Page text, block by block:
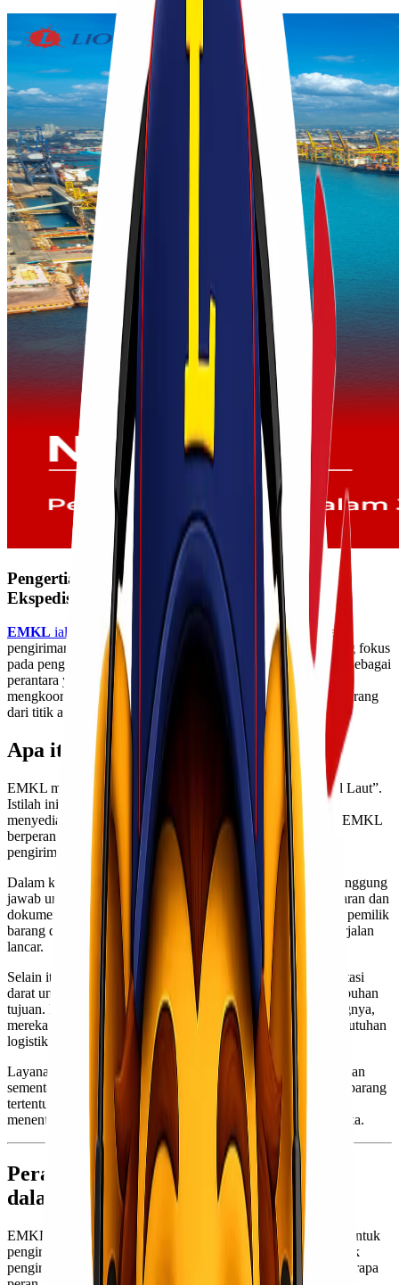
Pengertian EMKL Dalam Jasa Pengiriman
Ekspedisi
EMKL ialah Ekspedisi Muatan Kapal Laut
. Dalam jasa
pengiriman ekspedisi, EMKL adalah perusahaan logistik yang fokus
pada pengiriman barang melalui jalur laut. Mereka bertindak sebagai
perantara yang bertanggung jawab untuk mengatur,
mengkoordinasi, dan mengelola seluruh proses pengiriman barang
dari titik asal hingga tujuan akhir menggunakan kapal laut.
Apa itu EMKL?
EMKL merupakan singkatan dari “Ekspedisi Muatan Kapal Laut”.
Istilah ini merujuk pada perusahaan atau badan usaha yang
menyediakan layanan pengiriman barang melalui jalur laut. EMKL
berperan penting dalam mengatur dan melaksanakan proses
pengiriman, mulai dari loading hingga unloading.
Dalam konteks jasa pengiriman ekspedisi, EMKL juga bertanggung
jawab untuk memastikan kepatuhan terhadap regulasi pelayaran dan
dokumen yang diperlukan. Mereka menjadi jembatan antara pemilik
barang dan pihak pelabuhan, sehingga segala sesuatunya berjalan
lancar.
Selain itu, EMKL memiliki berbagai fasilitas seperti transportasi
darat untuk mendukung distribusi barang setelah tiba di pelabuhan
tujuan. Dengan jaringan yang luas dan pengalaman di bidangnya,
mereka mampu menawarkan solusi efisien bagi berbagai kebutuhan
logistik.
Layanan yang ditawarkan oleh EMKL mencakup penyimpanan
sementara (warehouse) serta penanganan khusus untuk jenis barang
tertentu. Hal ini membuat pengguna jasa lebih mudah dalam
menentukan pilihan sesuai dengan karakteristik muatan mereka.
Peran dan Tanggung Jawab EMKL
dalam Jasa Pengiriman
EMKL memiliki peran vital dalam industri logistik, terutama untuk
pengiriman barang dengan muatan berat atau besar, serta untuk
pengiriman antar pulau atau antar negara. Berikut adalah beberapa